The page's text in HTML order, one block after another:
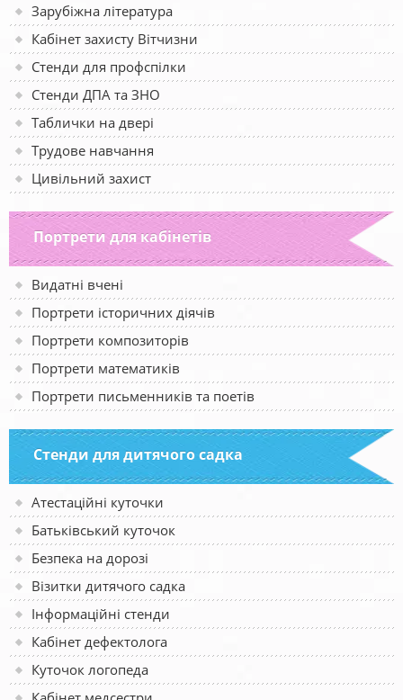
Зарубіжна література
Кабінет захисту Вітчизни
Стенди для профспілки
Стенди ДПА та ЗНО
Таблички на двері
Трудове навчання
Цивільний захист
Портрети для кабінетів
Видатні вчені
Портрети історичних діячів
Портрети композиторів
Портрети математиків
Портрети письменників та поетів
Стенди для дитячого садка
Атестаційні куточки
Батьківський куточок
Безпека на дорозі
Візитки дитячого садка
Інформаційні стенди
Кабінет дефектолога
Куточок логопеда